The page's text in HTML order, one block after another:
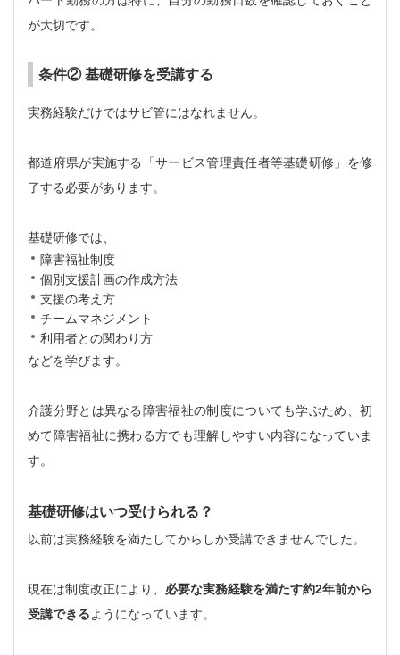
が大切です。
条件② 基礎研修を受講する
実務経験だけではサビ管にはなれません。
都道府県が実施する「サービス管理責任者等基礎研修」を修
了する必要があります。
基礎研修では、
障害福祉制度
個別支援計画の作成方法
支援の考え方
チームマネジメント
利用者との関わり方
などを学びます。
介護分野とは異なる障害福祉の制度についても学ぶため、初
めて障害福祉に携わる方でも理解しやすい内容になっていま
す。
基礎研修はいつ受けられる？
以前は実務経験を満たしてからしか受講できませんでした。
現在は制度改正により、 必要な実務経験を満たす約2年前から
受講できるようになっています。